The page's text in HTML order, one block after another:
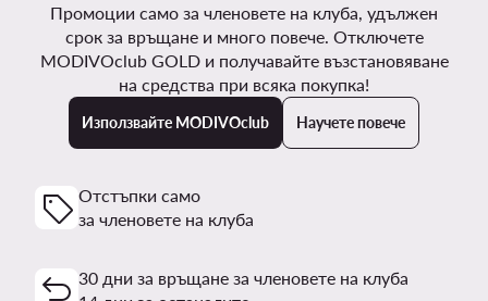
Промоции само за членовете на клуба, удължен
срок за връщане и много повече. Отключете
MODIVOclub GOLD и получавайте възстановяване
на средства при всяка покупка!
Използвайте MODIVOclub Научете повече
Отстъпки само
за членовете на клуба
30 дни за връщане за членовете на клуба